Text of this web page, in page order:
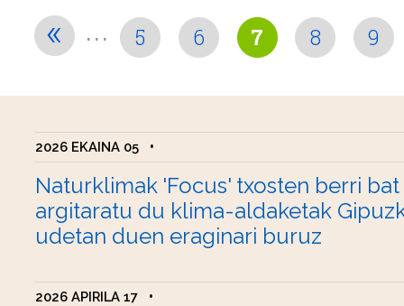
« ... 5 6 7 8 9
2026 EKAINA 05 •
Naturklimak 'Focus' txosten berri bat
argitaratu du klima-aldaketak
udetan duen eraginari buruz
2026 APIRILA 17 •